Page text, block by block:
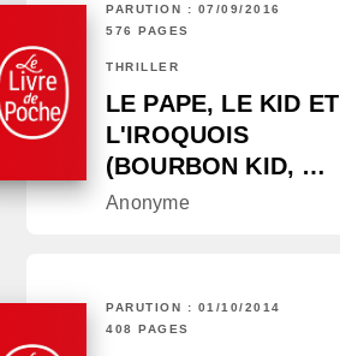
PARUTION : 07/09/2016
576 PAGES
THRILLER
LE PAPE, LE KID ET
L'IROQUOIS
(BOURBON KID, …
Anonyme
PARUTION : 01/10/2014
408 PAGES